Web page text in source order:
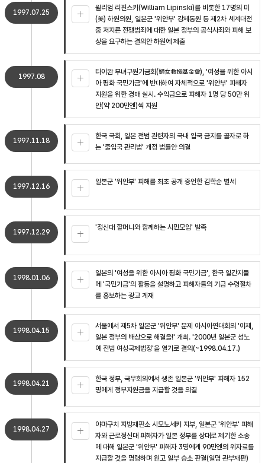
1997.07.25
윌리엄 리핀스키(William Lipinski)를 비롯한 17명의 미
(美) 하원의원, 일본군 '위안부' 강제동원 등 제2차 세계대전
중 저지른 전쟁범죄에 대한 일본 정부의 공식사죄와 피해 보
상을 요구하는 결의안 하원에 제출
1997.08
타이완 부녀구원기금회(婦女救援基金會), '여성을 위한 아시
아 평화 국민기금'에 반대하여 자체적으로 '위안부' 피해자
지원을 위한 경매 실시. 수익금으로 피해자 1명 당 50만 위
안(약 200만엔)씩 지원
1997.11.18
한국 국회, 일본 전범 관련자의 국내 입국 금지를 골자로 하
는 '출입국 관리법' 개정 법률안 의결
1997.12.16
일본군 '위안부' 피해를 최초 공개 증언한 김학순 별세
1997.12.29
'정신대 할머니와 함께하는 시민모임' 발족
1998.01.06
일본의 '여성을 위한 아시아 평화 국민기금', 한국 일간지들
에 '국민기금'의 활동을 설명하고 피해자들의 기금 수령절차
를 홍보하는 광고 게재
1998.04.15
서울에서 제5차 일본군 '위안부' 문제 아시아연대회의 '이제,
일본 정부의 배상으로 해결을!' 개최. '2000년 일본군 성노
예 전범 여성국제법정'을 열기로 결의(~1998.04.17.)
1998.04.21
한국 정부, 국무회의에서 생존 일본군 '위안부' 피해자 152
명에게 정부지원금을 지급할 것을 의결
1998.04.27
야마구치 지방재판소 시모노세키 지부, 일본군 '위안부' 피해
자와 근로정신대 피해자가 일본 정부를 상대로 제기한 소송
에 대해 일본군 '위안부' 피해자 3명에게 90만엔의 위자료를
지급할 것을 명령하며 원고 일부 승소 판결(일명 관부재판)